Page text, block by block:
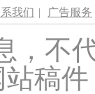
我们 | 广告服务
，不
站稿